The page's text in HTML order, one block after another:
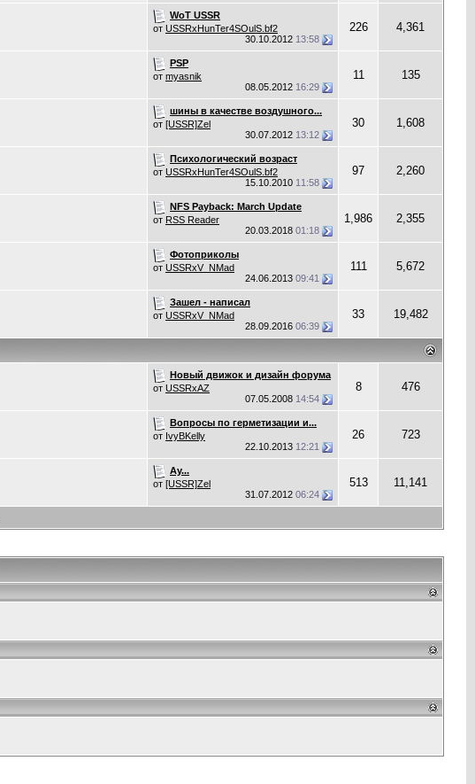
WoT USSR
от USSRxHunTer4SOulS.bf2
30.10.2012 13:58
226 4,361
PSP
от myasnik
08.05.2012 16:29
11 135
шины в качестве воздушного...
от [USSR]Zel
30.07.2012 13:12
30 1,608
Психологический возраст
от USSRxHunTer4SOulS.bf2
15.10.2010 11:58
97 2,260
NFS Payback: March Update
от RSS Reader
20.03.2018 01:18
1,986 2,355
Фотоприколы
от USSRxV_NMad
24.06.2013 09:41
111 5,672
Зашел - написал
от USSRxV_NMad
28.09.2016 06:39
33 19,482
Новый движок и дизайн форума
от USSRxAZ
07.05.2008 14:54
8 476
Вопросы по герметизации и...
от IvyBKelly
22.10.2013 12:21
26 723
Ау...
от [USSR]Zel
31.07.2012 06:24
513 11,141